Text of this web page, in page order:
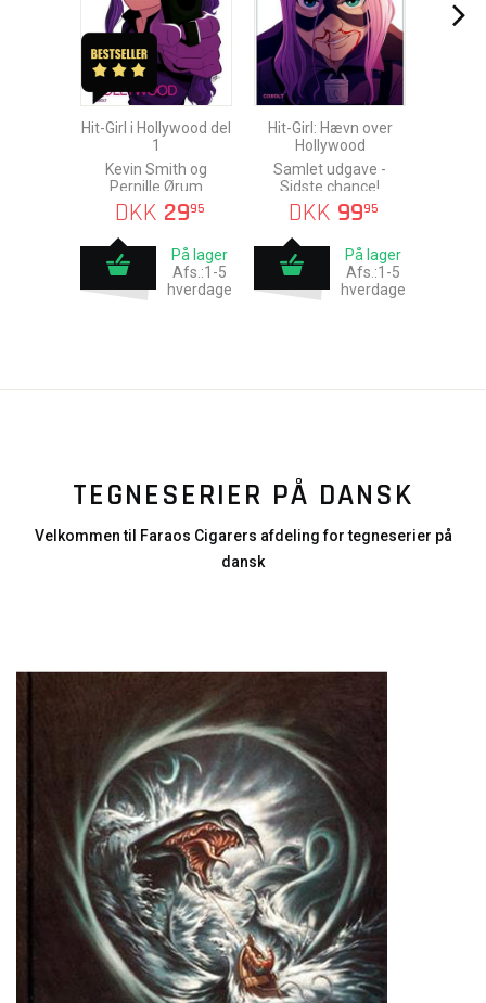
Hit-Girl i Hollywood del
1
Kevin Smith og
Pernille Ørum
DKK 2995
På lager
Afs.:1-5
hverdage
Hit-Girl: Hævn over
Hollywood
Samlet udgave -
Sidste chance!
DKK 9995
På lager
Afs.:1-5
hverdage
TEGNESERIER PÅ DANSK
Velkommen til Faraos Cigarers afdeling for tegneserier på
dansk